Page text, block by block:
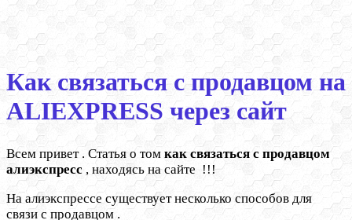
Как связаться с продавцом на
ALIEXPRESS через сайт
Всем привет . Статья о том как связаться с продавцом
алиэкспресс , находясь на сайте !!!
На алиэкспрессе существует несколько способов для
связи с продавцом .